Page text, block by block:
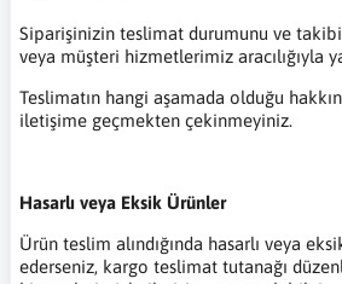
Siparişinizin teslimat durumunu ve
veya müşteri hizmetlerimiz aracılığıyla
Teslimatın hangi aşamada olduğu
iletişime geçmekten çekinmeyiniz.
Hasarlı veya Eksik Ürünler
Ürün teslim alındığında hasarlı veya
ederseniz, kargo teslimat tutanağı